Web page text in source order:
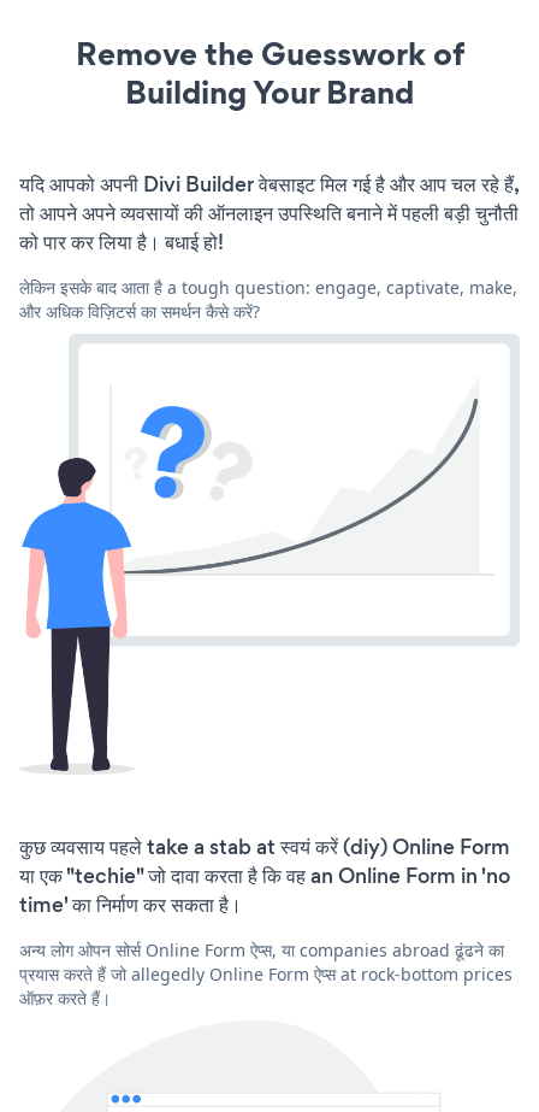
Remove the Guesswork of
Building Your Brand
यदि आपको अपनी Divi Builder वेबसाइट मिल गई है और आप चल रहे हैं,
तो आपने अपने व्यवसायों की ऑनलाइन उपस्थिति बनाने में पहली बड़ी चुनौती
को पार कर लिया है। बधाई हो!
लेकिन इसके बाद आता है a tough question: engage, captivate, make,
और अधिक विज़िटर्स का समर्थन कैसे करें?
कुछ व्यवसाय पहले take a stab at स्वयं करें (diy) Online Form
या एक "techie" जो दावा करता है कि वह an Online Form in 'no
time' का निर्माण कर सकता है।
अन्य लोग ओपन सोर्स Online Form ऐप्स, या companies abroad ढूंढने का
प्रयास करते हैं जो allegedly Online Form ऐप्स at rock-bottom prices
ऑफ़र करते हैं।